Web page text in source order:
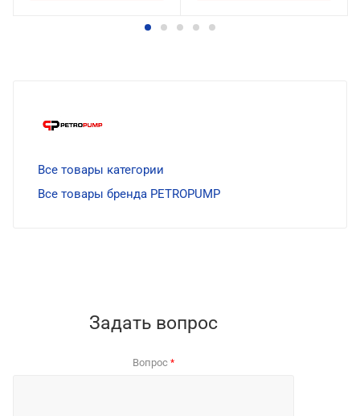
Все товары категории
Все товары бренда PETROPUMP
Задать вопрос
Вопрос *